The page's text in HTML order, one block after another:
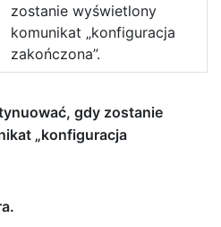
zostanie wyświetlony
komunikat „konfiguracja
zakończona”.
gdy zostanie
„konfiguracja